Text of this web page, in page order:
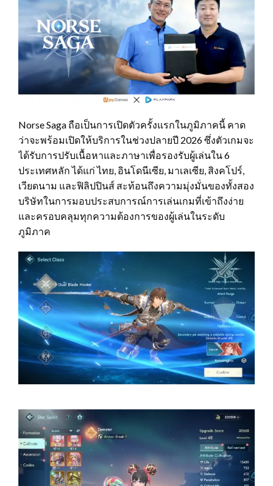
Norse Saga ถือเป็นการเปิดตัวครั้งแรกในภูมิภาคนี้ คาด
ว่าจะพร้อมเปิดให้บริการในช่วงปลายปี 2026 ซึ่งตัวเกมจะ
ได้รับการปรับเนื้อหาและภาษาเพื่อรองรับผู้เล่นใน 6
ประเทศหลัก ได้แก่ ไทย, อินโดนีเซีย, มาเลเซีย, สิงคโปร์,
เวียดนาม และฟิลิปปินส์ สะท้อนถึงความมุ่งมั่นของทั้งสอง
บริษัทในการมอบประสบการณ์การเล่นเกมที่เข้าถึงง่าย
และครอบคลุมทุกความต้องการของผู้เล่นในระดับ
ภูมิภาค